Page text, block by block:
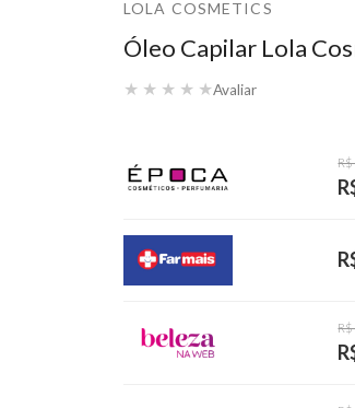
LOLA COSMETICS
Óleo Capilar Lola
★ ★ ★ ★ ★Avaliar